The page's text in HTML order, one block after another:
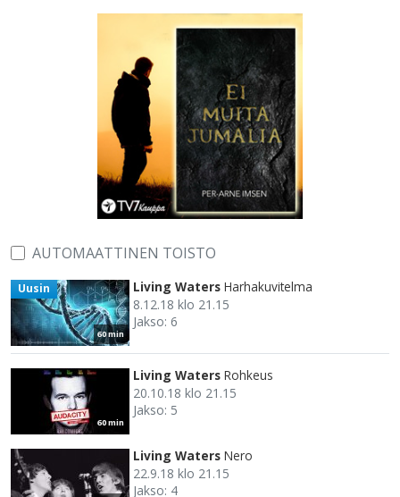
AUTOMAATTINEN TOISTO
60 min
Uusin Living Waters Harhakuvitelma
8.12.18 klo 21.15
Jakso: 6
60 min
Living Waters Rohkeus
20.10.18 klo 21.15
Jakso: 5
Living Waters Nero
22.9.18 klo 21.15
Jakso: 4